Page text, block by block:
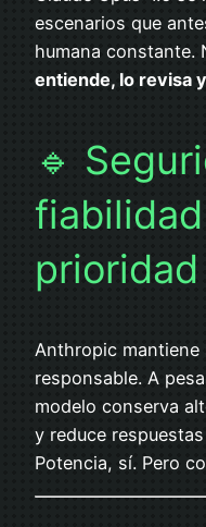
escenarios que
humana constante.
entiende, lo revisa
🔹
prioridad
Anthropic mantiene
responsable. A
modelo conserva
y reduce
Potencia, sí. Pero